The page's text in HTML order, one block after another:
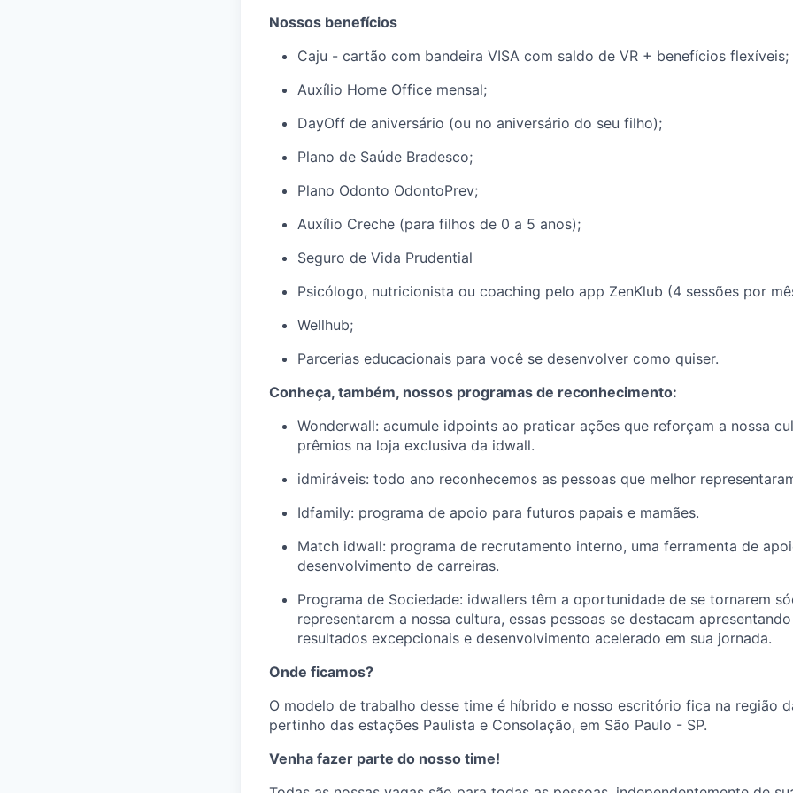
Nossos benefícios
Caju - cartão com bandeira VISA com saldo de VR + benefícios flexíveis;
Auxílio Home Office mensal;
DayOff de aniversário (ou no aniversário do seu filho);
Plano de Saúde Bradesco;
Plano Odonto OdontoPrev;
Auxílio Creche (para filhos de 0 a 5 anos);
Seguro de Vida Prudential
Psicólogo, nutricionista ou coaching pelo app ZenKlub (4 sessões por
Wellhub;
Parcerias educacionais para você se desenvolver como quiser.
Conheça, também, nossos programas de reconhecimento:
Wonderwall: acumule idpoints ao praticar ações que reforçam a nossa
prêmios na loja exclusiva da idwall.
idmiráveis: todo ano reconhecemos as pessoas que melhor
Idfamily: programa de apoio para futuros papais e mamães.
Match idwall: programa de recrutamento interno, uma ferramenta de
desenvolvimento de carreiras.
Programa de Sociedade: idwallers têm a oportunidade de se tornarem
representarem a nossa cultura, essas pessoas se destacam
resultados excepcionais e desenvolvimento acelerado em sua jornada.
Onde ficamos?
O modelo de trabalho desse time é híbrido e nosso escritório fica na região
pertinho das estações Paulista e Consolação, em São Paulo - SP.
Venha fazer parte do nosso time!